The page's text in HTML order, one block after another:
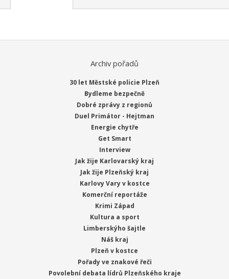
Archiv pořadů
30 let Městské policie Plzeň
Bydleme bezpečně
Dobré zprávy z regionů
Duel Primátor - Hejtman
Energie chytře
Get Smart
Interview
Jak žije Karlovarský kraj
Jak žije Plzeňský kraj
Karlovy Vary v kostce
Komerční reportáže
Krimi Západ
Kultura a sport
Limberskýho šajtle
Náš kraj
Plzeň v kostce
Pořady ve znakové řeči
Povolební debata lídrů Plzeňského kraje